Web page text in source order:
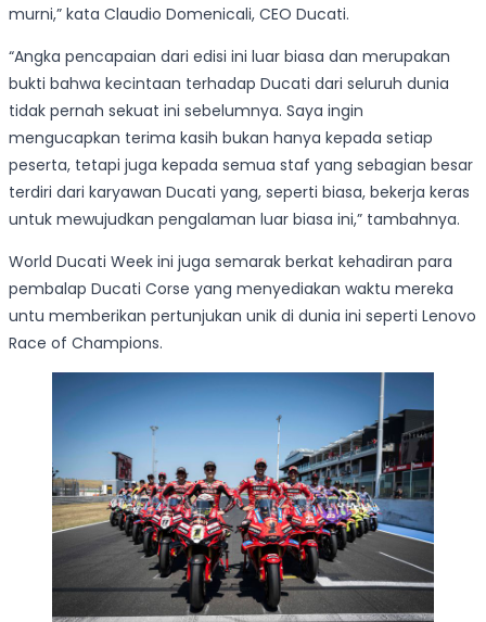
murni,” kata Claudio Domenicali, CEO Ducati.
“Angka pencapaian dari edisi ini luar biasa dan merupakan
bukti bahwa kecintaan terhadap Ducati dari seluruh dunia
tidak pernah sekuat ini sebelumnya. Saya ingin
mengucapkan terima kasih bukan hanya kepada setiap
peserta, tetapi juga kepada semua staf yang sebagian besar
terdiri dari karyawan Ducati yang, seperti biasa, bekerja keras
untuk mewujudkan pengalaman luar biasa ini,” tambahnya.
World Ducati Week ini juga semarak berkat kehadiran para
pembalap Ducati Corse yang menyediakan waktu mereka
untu memberikan pertunjukan unik di dunia ini seperti Lenovo
Race of Champions.